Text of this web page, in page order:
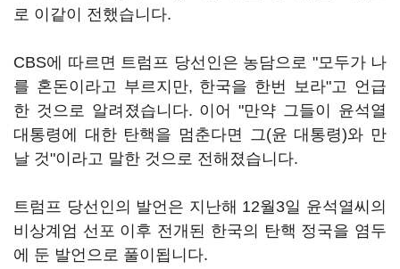
로 이같이 전했습니다.
CBS에 따르면 트럼프 당선인은 농담으로 "모두가 나
를 혼돈이라고 부르지만, 한국을 한번 보라"고 언급
한 것으로 알려졌습니다. 이어 "만약 그들이 윤석열
대통령에 대한 탄핵을 멈춘다면 그(윤 대통령)와 만
날 것"이라고 말한 것으로 전해졌습니다.
트럼프 당선인의 발언은 지난해 12월3일 윤석열씨의
비상계엄 선포 이후 전개된 한국의 탄핵 정국을 염두
에 둔 발언으로 풀이됩니다.